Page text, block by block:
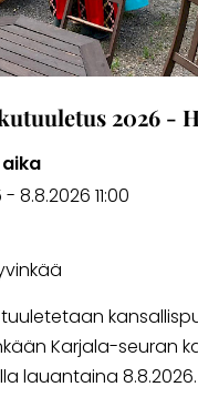
2026 -
- 8.8.2026 11:00
Karjala-seuran
lauantaina 8.8.2026.